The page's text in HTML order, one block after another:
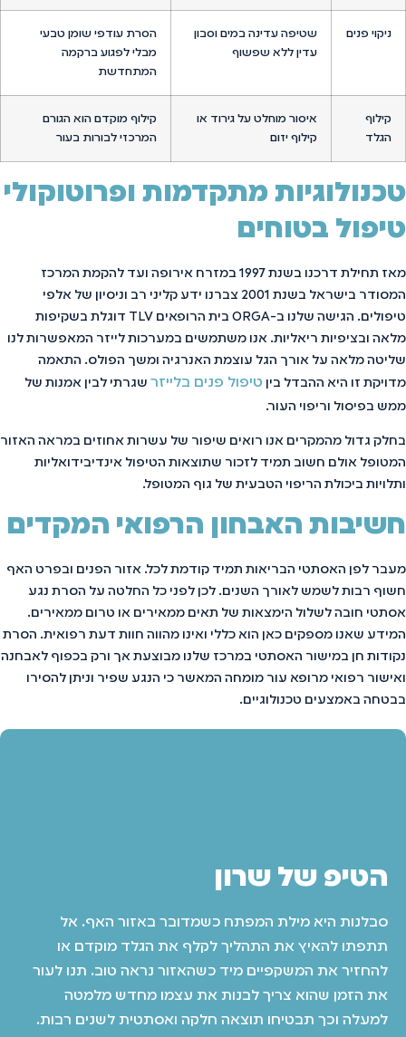
ניקוי פנים
שטיפה עדינה במים וסבון
עדין ללא שפשוף
הסרת עודפי שומן טבעי
מבלי לפגוע ברקמה
המתחדשת
קילוף
הגלד
איסור מוחלט על גירוד או
קילוף יזום
קילוף מוקדם הוא הגורם
המרכזי לבורות בעור
טכנולוגיות מתקדמות ופרוטוקולי
טיפול בטוחים
מאז תחילת דרכנו בשנת 1997 במזרח אירופה ועד להקמת המרכז
המסודר בישראל בשנת 2001 צברנו ידע קליני רב וניסיון של אלפי
טיפולים. הגישה שלנו ב-ORGA בית הרופאים TLV דוגלת בשקיפות
מלאה ובציפיות ריאליות. אנו משתמשים במערכות לייזר המאפשרות לנו
שליטה מלאה על אורך הגל עוצמת האנרגיה ומשך הפולס. התאמה
מדויקת זו היא ההבדל בין טיפול פנים בלייזר שגרתי לבין אמנות של
ממש בפיסול וריפוי העור.
בחלק גדול מהמקרים אנו רואים שיפור של עשרות אחוזים במראה האזור
המטופל אולם חשוב תמיד לזכור שתוצאות הטיפול אינדיבידואליות
ותלויות ביכולת הריפוי הטבעית של גוף המטופל.
חשיבות האבחון הרפואי המקדים
מעבר לפן האסתטי הבריאות תמיד קודמת לכל. אזור הפנים ובפרט האף
חשוף רבות לשמש לאורך השנים. לכן לפני כל החלטה על הסרת נגע
אסתטי חובה לשלול הימצאות של תאים ממאירים או טרום ממאירים.
המידע שאנו מספקים כאן הוא כללי ואינו מהווה חוות דעת רפואית. הסרת
נקודות חן במישור האסתטי במרכז שלנו מבוצעת אך ורק בכפוף לאבחנה
ואישור רפואי מרופא עור מומחה המאשר כי הנגע שפיר וניתן להסירו
בבטחה באמצעים טכנולוגיים.
הטיפ של שרון
סבלנות היא מילת המפתח כשמדובר באזור האף. אל
תתפתו להאיץ את התהליך לקלף את הגלד מוקדם או
להחזיר את המשקפיים מיד כשהאזור נראה טוב. תנו לעור
את הזמן שהוא צריך לבנות את עצמו מחדש מלמטה
למעלה וכך תבטיחו תוצאה חלקה ואסתטית לשנים רבות.